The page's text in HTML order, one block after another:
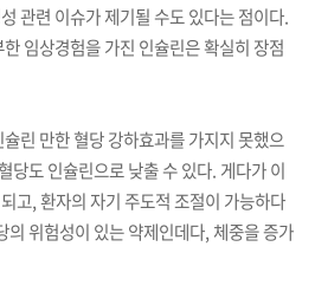
관련 이슈가 제기될 수도 있다는 점이다.
임상경험을 가진 인슐린은 확실히 장점
린 만한 혈당 강하효과를 가지지 못했으
당도 인슐린으로 낮출 수 있다. 게다가 이
고, 환자의 자기 주도적 조절이 가능하다
의 위험성이 있는 약제인데다, 체중을 증가